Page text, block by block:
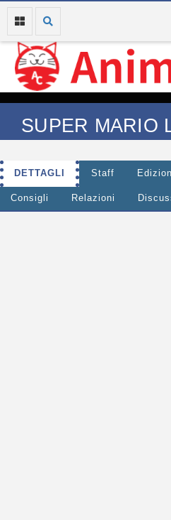
SUPER MARIO
DETTAGLI Staff
Consigli Relazioni